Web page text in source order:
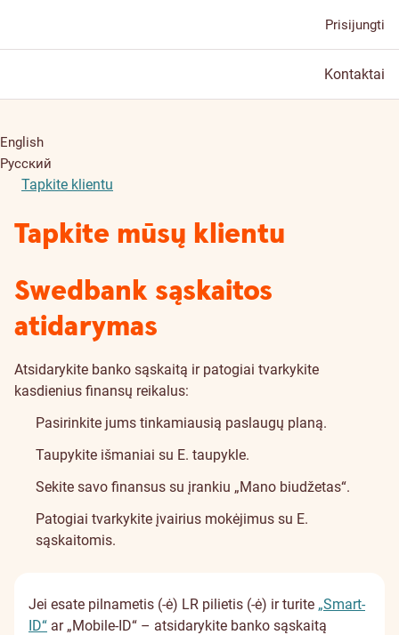
Prisijungti
Kontaktai
English
Русский
Tapkite klientu
Tapkite mūsų klientu
Swedbank sąskaitos
atidarymas
Atsidarykite banko sąskaitą ir patogiai tvarkykite
kasdienius finansų reikalus:
Pasirinkite jums tinkamiausią paslaugų planą.
Taupykite išmaniai su E. taupykle.
Sekite savo finansus su įrankiu „Mano biudžetas“.
Patogiai tvarkykite įvairius mokėjimus su E.
sąskaitomis.
Jei esate pilnametis (-ė) LR pilietis (-ė) ir turite „Smart-
ID“ ar „Mobile-ID“ – atsidarykite banko sąskaitą